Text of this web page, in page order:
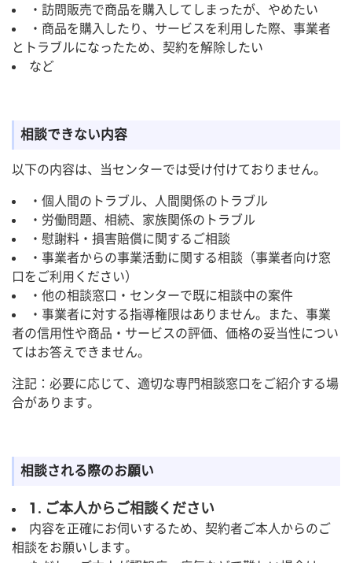
・訪問販売で商品を購入してしまったが、やめたい
・商品を購入したり、サービスを利用した際、事業者
とトラブルになったため、契約を解除したい
など
相談できない内容
以下の内容は、当センターでは受け付けておりません。
・個人間のトラブル、人間関係のトラブル
・労働問題、相続、家族関係のトラブル
・慰謝料・損害賠償に関するご相談
・事業者からの事業活動に関する相談（事業者向け窓
口をご利用ください）
・他の相談窓口・センターで既に相談中の案件
・事業者に対する指導権限はありません。また、事業
者の信用性や商品・サービスの評価、価格の妥当性につい
てはお答えできません。
注記：必要に応じて、適切な専門相談窓口をご紹介する場
合があります。
相談される際のお願い
1. ご本人からご相談ください
内容を正確にお伺いするため、契約者ご本人からのご
相談をお願いします。